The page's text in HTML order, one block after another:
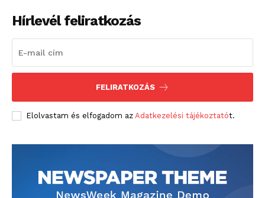
Hírlevél feliratkozás
FELIRATKOZÁS
Elolvastam és elfogadom az Adatkezelési tájékoztatót.